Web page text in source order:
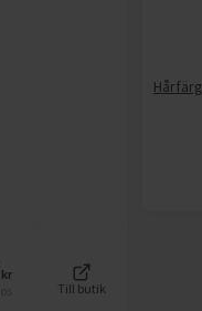
kr
Till butik